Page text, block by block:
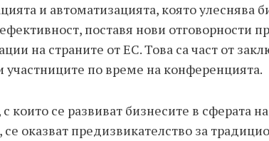
и автоматизацията, която улеснява
поставя нови отговорности
на страните от ЕС. Това са част от
участниците по време на конференцията.
които се развиват бизнесите в сферата
се оказват предизвикателство за